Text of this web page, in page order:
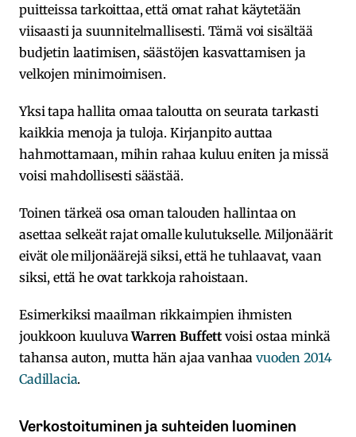
puitteissa tarkoittaa, että omat rahat käytetään
viisaasti ja suunnitelmallisesti. Tämä voi sisältää
budjetin laatimisen, säästöjen kasvattamisen ja
velkojen minimoimisen.
Yksi tapa hallita omaa taloutta on seurata tarkasti
kaikkia menoja ja tuloja. Kirjanpito auttaa
hahmottamaan, mihin rahaa kuluu eniten ja missä
voisi mahdollisesti säästää.
Toinen tärkeä osa oman talouden hallintaa on
asettaa selkeät rajat omalle kulutukselle. Miljonäärit
eivät ole miljonäärejä siksi, että he tuhlaavat, vaan
siksi, että he ovat tarkkoja rahoistaan.
Esimerkiksi maailman rikkaimpien ihmisten
joukkoon kuuluvaWarren Buffett voisi ostaa minkä
tahansa auton, mutta hän ajaa vanhaavuoden 2014
Cadillacia.
Verkostoituminen ja suhteiden luominen